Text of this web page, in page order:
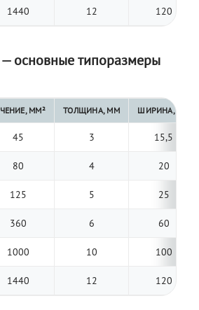
1440 12 120
основные типоразмеры
ММ² ТОЛЩИНА, ММ ШИРИНА, ММ
45 3 15,5
80 4 20
125 5 25
360 6 60
1000 10 100
1440 12 120